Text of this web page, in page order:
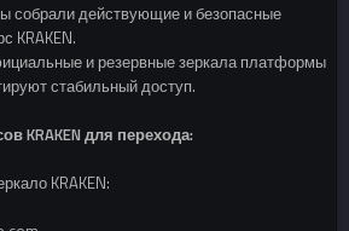
собрали действующие и безопасные
KRAKEN.
и резервные зеркала платформы
стабильный доступ.
KRAKEN для перехода:
KRAKEN: